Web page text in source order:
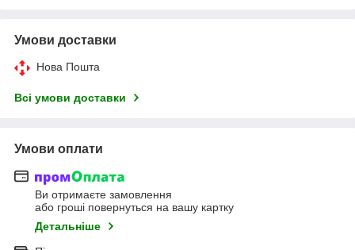
Умови доставки
Нова Пошта
Всі умови доставки
Умови оплати
Ви отримаєте замовлення
або гроші повернуться на вашу картку
Детальніше